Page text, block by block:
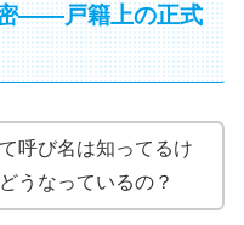
――戸籍上の正式
呼び名は知ってるけ
うなっているの？